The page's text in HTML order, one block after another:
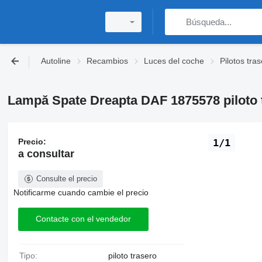
Autoline Recambios Luces del coche Pilotos
Lampă Spate Dreapta DAF 1875578
1/1
Precio:
a consultar
Consulte el precio
Notificarme cuando cambie el precio
Contacte con el vendedor
Tipo: piloto trasero